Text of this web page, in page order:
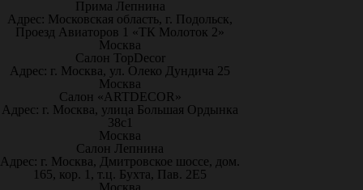
Прима Лепнина
Адрес: Московская область, г. Подольск,
Проезд Авиаторов 1 «ТК Молоток 2»
Москва
Салон TopDecor
Адрес: г. Москва, ул. Олеко Дундича 25
Москва
Салон «ARTDECOR»
Адрес: г. Москва, улица Большая Ордынка
38с1
Москва
Салон Лепнина
Адрес: г. Москва, Дмитровское шоссе, дом.
165, кор. 1, т.ц. Бухта, Пав. 2Е5
Москва